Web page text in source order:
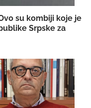
su kombiji koje je
Srpske za